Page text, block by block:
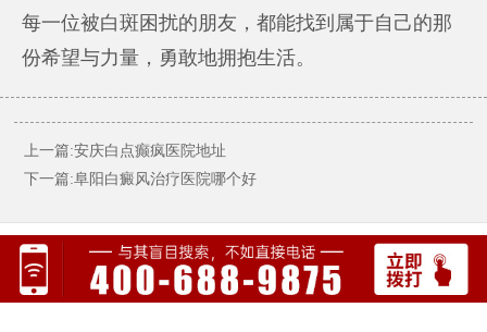
每一位被白斑困扰的朋友，都能找到属于自己的那
份希望与力量，勇敢地拥抱生活。
上一篇:安庆白点癫疯医院地址
下一篇:阜阳白癜风治疗医院哪个好